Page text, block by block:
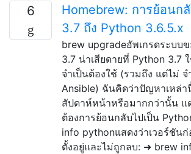
6
Homebrew: การย้อนก
3.7 ถึง Python 3.6.5.x
brew upgradeอัพเกรดระบบ
3.7 น่าเสียดายที่ Python 3.7
จำเป็นต้องใช้ (รวมถึง แต่ไม่ จ
Ansible) ฉันคิดว่าปัญหาเหล่า
สัปดาห์หน้าหรือมากกว่านั้น แ
ต้องการย้อนกลับไปเป็น
info pythonแสดงว่าเวอร์ชัน
ตั้งอยู่และไม่ถูกลบ: ➜ brew